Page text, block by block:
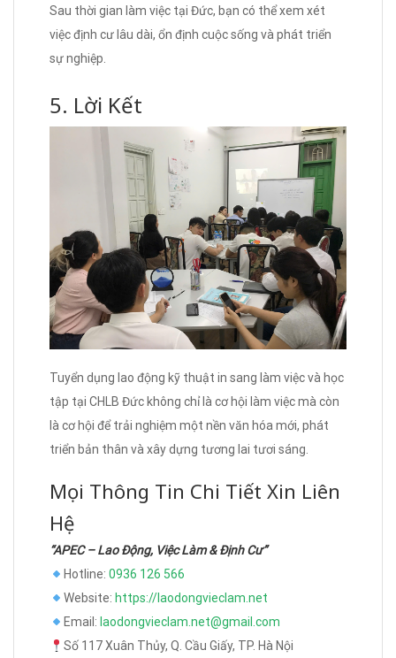
Sau thời gian làm việc tại Đức, bạn có thể xem xét
việc định cư lâu dài, ổn định cuộc sống và phát triển
sự nghiệp.
5. Lời Kết
Tuyển dụng lao động kỹ thuật in sang làm việc và học
tập tại CHLB Đức không chỉ là cơ hội làm việc mà còn
là cơ hội để trải nghiệm một nền văn hóa mới, phát
triển bản thân và xây dựng tương lai tươi sáng.
Mọi Thông Tin Chi Tiết Xin Liên
Hệ
“APEC – Lao Động, Việc Làm & Định Cư”
Hotline: 0936 126 566
Website: https://laodongvieclam.net
Email: laodongvieclam.net@gmail.com
Số 117 Xuân Thủy, Q. Cầu Giấy, TP. Hà Nội